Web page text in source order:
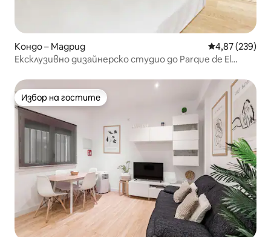
Кондо – Мадрид Средна
4,87 (239)
Ексклузивно дизайнерско студио до Parque de El
Избор на гостите
Избор на гостите